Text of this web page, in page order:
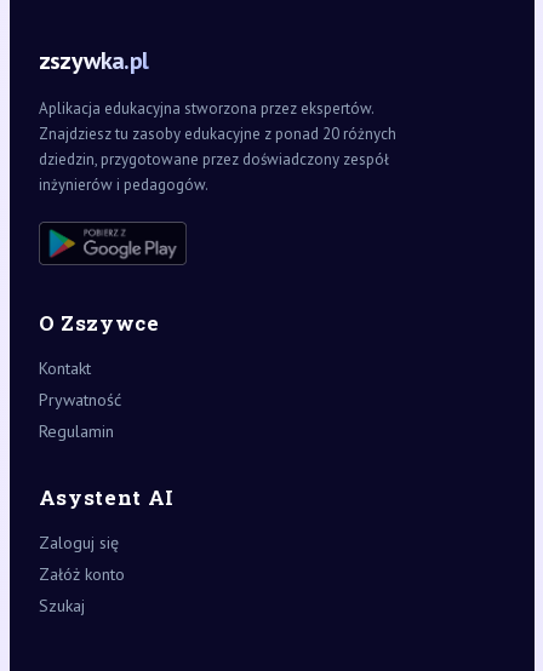
zszywka.pl
Aplikacja edukacyjna stworzona przez ekspertów.
Znajdziesz tu zasoby edukacyjne z ponad 20 różnych
dziedzin, przygotowane przez doświadczony zespół
inżynierów i pedagogów.
O Zszywce
Kontakt
Prywatność
Regulamin
Asystent AI
Zaloguj się
Załóż konto
Szukaj